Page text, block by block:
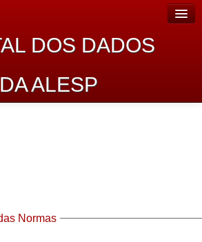
DOS DADOS
ALESP
Abertos
Normas